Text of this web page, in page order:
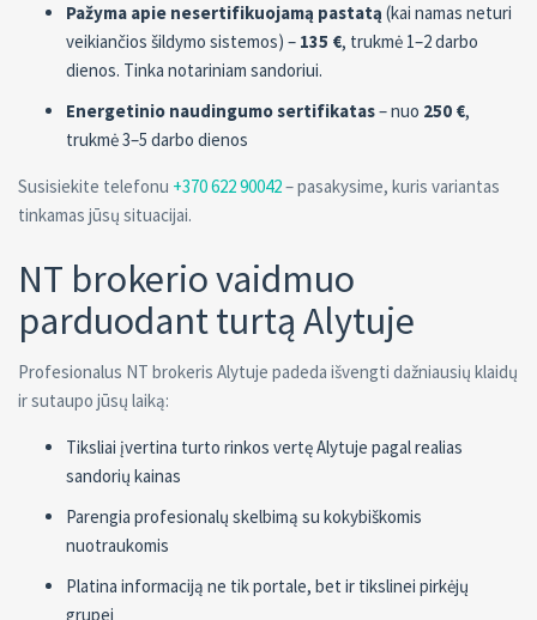
Pažyma apie nesertifikuojamą pastatą (kai namas neturi
veikiančios šildymo sistemos) – 135 €, trukmė 1–2 darbo
dienos. Tinka notariniam sandoriui.
Energetinio naudingumo sertifikatas– nuo 250 €,
trukmė 3–5 darbo dienos
Susisiekite telefonu +370 622 90042– pasakysime, kuris variantas
tinkamas jūsų situacijai.
NT brokerio vaidmuo
parduodant turtą Alytuje
Profesionalus NT brokeris Alytuje padeda išvengti dažniausių klaidų
ir sutaupo jūsų laiką:
Tiksliai įvertina turto rinkos vertę Alytuje pagal realias
sandorių kainas
Parengia profesionalų skelbimą su kokybiškomis
nuotraukomis
Platina informaciją ne tik portale, bet ir tikslinei pirkėjų
grupei